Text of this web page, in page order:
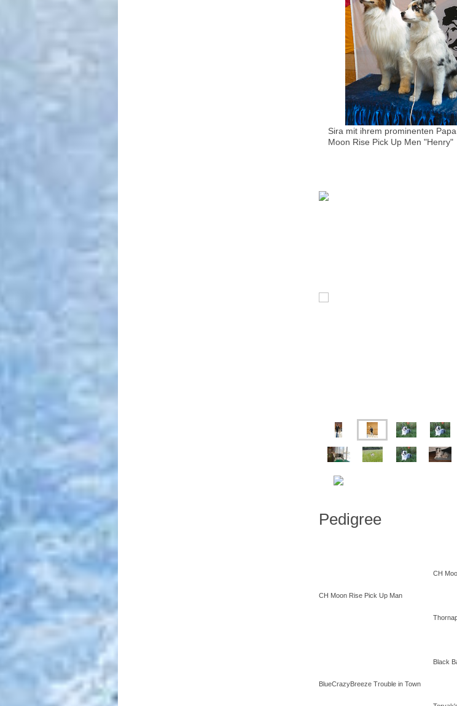
Sira mit ihrem prominenten
Moon Rise Pick Up Men "Henry"
Pedigree
CH Moon Rise Pick Up Man
CH
BlueCrazyBreeze Trouble in Town
Black